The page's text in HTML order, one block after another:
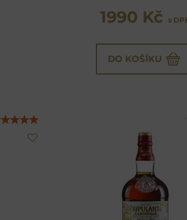
1990 Kč s
DO KOŠÍKU